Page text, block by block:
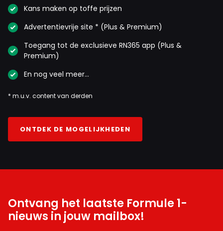
Kans maken op toffe prijzen
Advertentievrije site * (Plus & Premium)
Toegang tot de exclusieve RN365 app (Plus &
Premium)
En nog veel meer…
* m.u.v. content van derden
ONTDEK DE MOGELIJKHEDEN
Ontvang het laatste Formule 1-
nieuws in jouw mailbox!